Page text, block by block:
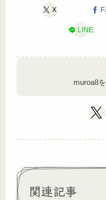
X
LINE
muroa8
関連記事